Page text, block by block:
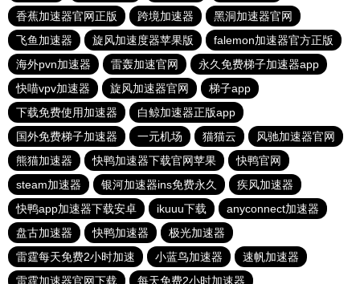
香蕉加速器官网正版
跨境加速器
黑洞加速器官网
飞鱼加速器
旋风加速度器苹果版
falemon加速器官方正版
海外pvn加速器
雷轰加速官网
永久免费梯子加速器app
快喵vpv加速器
旋风加速器官网
梯子app
下载免费使用加速器
白鲸加速器正版app
国外免费梯子加速器
一元机场 猫猫云
风驰加速器官网
熊猫加速器
快鸭加速器下载官网苹果
快鸭官网
steam加速器
银河加速器ins免费永久
疾风加速器
快鸭app加速器下载安卓
ikuuu下载
anyconnect加速器
盘古加速器
快鸭加速器
极光加速器
雷霆每天免费2小时加速
小蓝鸟加速器
速帆加速器
雷霆加速器官网下载
每天免费2小时加速器